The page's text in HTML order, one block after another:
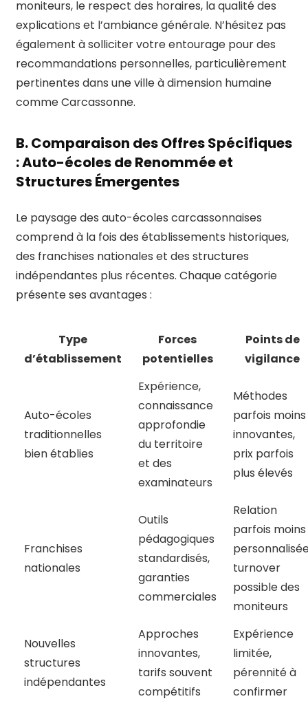
moniteurs, le respect des horaires, la qualité des
explications et l’ambiance générale. N’hésitez pas
également à solliciter votre entourage pour des
recommandations personnelles, particulièrement
pertinentes dans une ville à dimension humaine
comme Carcassonne.
B. Comparaison des Offres Spécifiques
: Auto-écoles de Renommée et
Structures Émergentes
Le paysage des auto-écoles carcassonnaises
comprend à la fois des établissements historiques,
des franchises nationales et des structures
indépendantes plus récentes. Chaque catégorie
présente ses avantages :
Type
d’établissement
Forces
potentielles
Points de
vigilance
Auto-écoles
traditionnelles
bien établies
Expérience,
connaissance
approfondie
du territoire
et des
examinateurs
Méthodes
parfois moins
innovantes,
prix parfois
plus élevés
Franchises
nationales
Outils
pédagogiques
standardisés,
garanties
commerciales
Relation
parfois moins
turnover
possible des
moniteurs
Nouvelles
structures
indépendantes
Approches
innovantes,
tarifs souvent
compétitifs
Expérience
limitée,
pérennité à
confirmer